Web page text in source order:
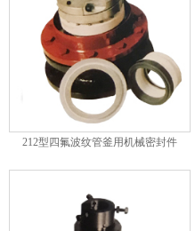
212型四氟波纹管釜用机械密封件